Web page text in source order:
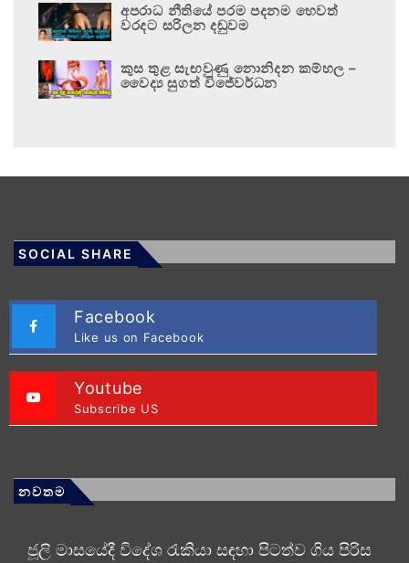
අපරාධ නීතියේ පරම පදනම හෙවත්
වරදට සරිලන දඬුවම
කුස තුළ සැඟවුණු නොනිදන කම්හල –
වෛද්‍ය සුගත් විජේවර්ධන
SOCIAL SHARE
Facebook
Like us on Facebook
Youtube
Subscribe US
නවතම
ජූලි මාසයේදී විදේශ රැකියා සඳහා පිටත්ව ගිය පිරිස